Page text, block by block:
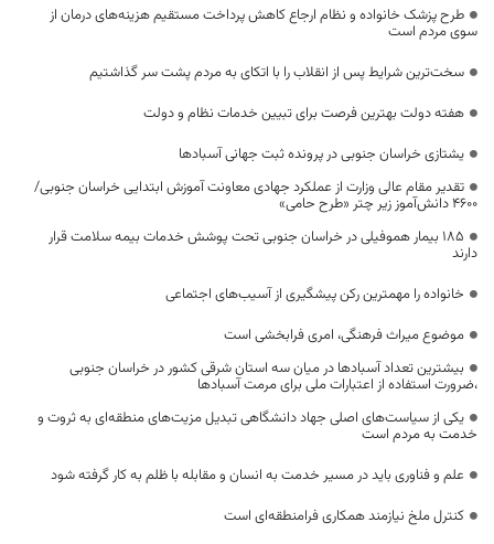
طرح پزشک خانواده و نظام ارجاع کاهش پرداخت مستقیم هزینه‌های درمان از
سوی مردم است
سخت‌ترین شرایط پس از انقلاب را با اتکای به مردم پشت سر گذاشتیم
هفته دولت بهترین فرصت برای تبیین خدمات نظام و دولت
یشتازی خراسان جنوبی در پرونده ثبت جهانی آسبادها
تقدیر مقام عالی وزارت از عملکرد جهادی معاونت آموزش ابتدایی خراسان جنوبی/
۴۶۰۰ دانش‌آموز زیر چتر «طرح حامی»
۱۸۵ بیمار هموفیلی در خراسان جنوبی تحت پوشش خدمات بیمه سلامت قرار
دارند
خانواده را مهمترین رکن پیشگیری از آسیب‌های اجتماعی
موضوع میراث فرهنگی، امری فرابخشی است
بیشترین تعداد آسبادها در میان سه استان شرقی کشور در خراسان جنوبی
،ضرورت استفاده از اعتبارات ملی برای مرمت آسبادها
یکی از سیاست‌های اصلی جهاد دانشگاهی تبدیل مزیت‌های منطقه‌ای به ثروت و
خدمت به مردم است
علم و فناوری باید در مسیر خدمت به انسان و مقابله با ظلم به کار گرفته شود
کنترل ملخ نیازمند همکاری فرامنطقه‌ای است